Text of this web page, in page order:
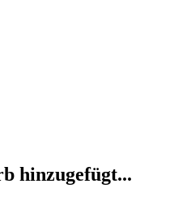
hinzugefügt...